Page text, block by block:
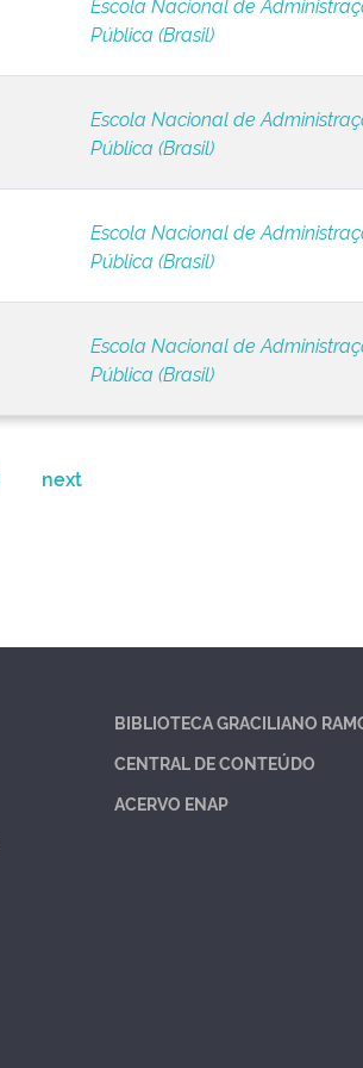
Pública (Brasil)
Escola Nacional de
Pública (Brasil)
Escola Nacional de
Pública (Brasil)
Escola Nacional de
Pública (Brasil)
next
BIBLIOTECA GRACILIANO
CENTRAL DE CONTEÚDO
ACERVO ENAP